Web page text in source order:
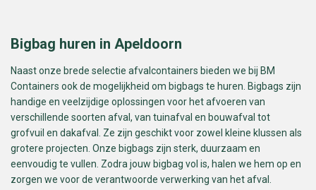
Bigbag huren in Apeldoorn
Naast onze brede selectie afvalcontainers bieden we bij BM
Containers ook de mogelijkheid om bigbags te huren. Bigbags zijn
handige en veelzijdige oplossingen voor het afvoeren van
verschillende soorten afval, van tuinafval en bouwafval tot
grofvuil en dakafval. Ze zijn geschikt voor zowel kleine klussen als
grotere projecten. Onze bigbags zijn sterk, duurzaam en
eenvoudig te vullen. Zodra jouw bigbag vol is, halen we hem op en
zorgen we voor de verantwoorde verwerking van het afval.